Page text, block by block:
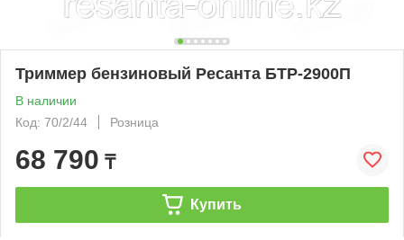
Триммер бензиновый Ресанта БТР-2900П
В наличии
Код: 70/2/44
Розница
68 790 ₸
Купить